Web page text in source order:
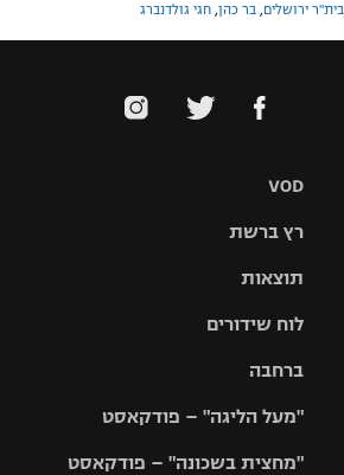
בית"ר ירושלים בר כהן חגי גולדנברג
VOD
רץ ברשת
תוצאות
לוח שידורים
ברחבה
"מעל הליגה" – פודקאסט
"מחצית בשכונה" – פודקאסט